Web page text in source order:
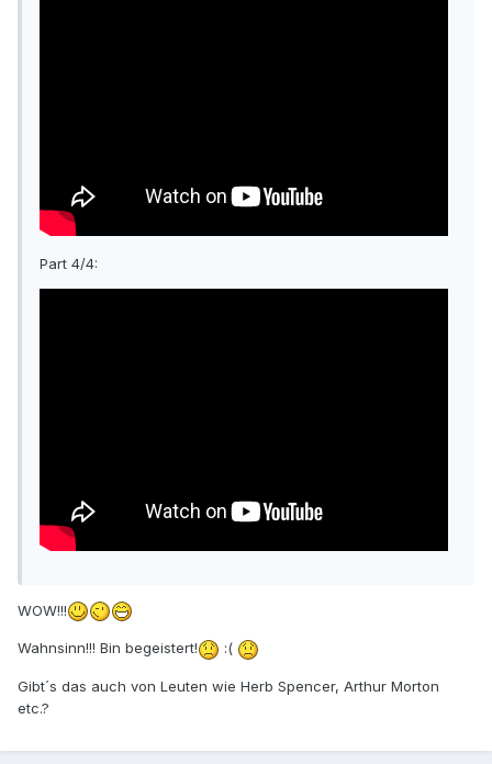
Part 4/4:
WOW!!!
Wahnsinn!!! Bin begeistert! :(
Gibt´s das auch von Leuten wie Herb Spencer, Arthur Morton
etc.?